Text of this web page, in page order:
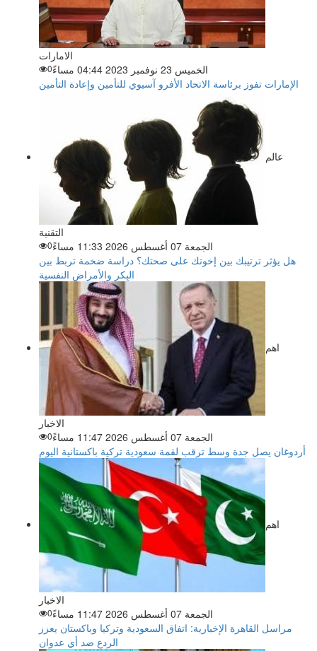
الامارات
الخميس 23 نوفمبر 2023 04:44 مساءً
0
الإمارات تفوز برئاسة الاتحاد الأفرو آسيوي للتأمين وإعادة التأمين
عالم
التقنية
الجمعة 07 أغسطس 2026 11:33 مساءً
0
هل يؤثر ترتيبك بين إخوتك على صحتك؟ دراسة ضخمة تربط بين
البِكر والأمراض النفسية
اهم
الاخبار
الجمعة 07 أغسطس 2026 11:47 مساءً
0
أردوغان يصل جدة وسط ترقب لقمة سعودية تركية باكستانية اليوم
اهم
الاخبار
الجمعة 07 أغسطس 2026 11:47 مساءً
0
مراسل القاهرة الإخبارية: اتفاق السعودية وتركيا وباكستان يعزز
الردع ضد أي عدوان